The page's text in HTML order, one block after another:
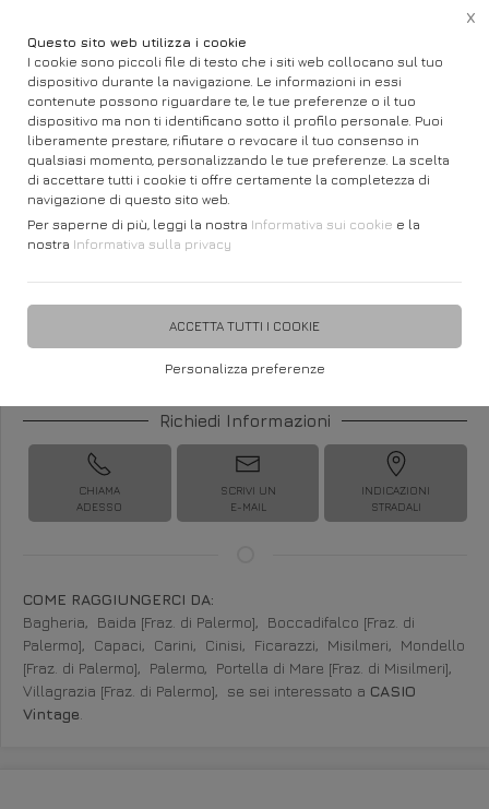
Questo sito web utilizza i cookie
I cookie sono piccoli file di testo che i siti web collocano sul tuo
dispositivo durante la navigazione. Le informazioni in essi
contenute possono riguardare te, le tue preferenze o il tuo
dispositivo ma non ti identificano sotto il profilo personale. Puoi
liberamente prestare, rifiutare o revocare il tuo consenso in
qualsiasi momento, personalizzando le tue preferenze. La scelta
di accettare tutti i cookie ti offre certamente la completezza di
navigazione di questo sito web.
Per saperne di più, leggi la nostra Informativa sui cookie e la
nostra Informativa sulla privacy
ACCETTA TUTTI I COOKIE
Personalizza preferenze
X
Home Gioielli e Orologi CASIO Vintage
Vintage MINI CASIO
LA690WEGA-9EF
Richiedi Informazioni
CHIAMA
ADESSO
SCRIVI UN
E-MAIL
INDICAZIONI
STRADALI
COME RAGGIUNGERCI DA:
Bagheria, Baida [Fraz. di Palermo], Boccadifalco [Fraz. di
Palermo], Capaci, Carini, Cinisi, Ficarazzi, Misilmeri, Mondello
[Fraz. di Palermo], Palermo, Portella di Mare [Fraz. di Misilmeri],
Villagrazia [Fraz. di Palermo], se sei interessato a CASIO
Vintage